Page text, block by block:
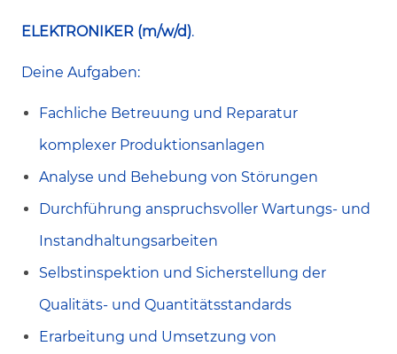
ELEKTRONIKER (m/w/d).
Deine Aufgaben:
Fachliche Betreuung und Reparatur
komplexer Produktionsanlagen
Analyse und Behebung von Störungen
Durchführung anspruchsvoller Wartungs- und
Instandhaltungsarbeiten
Selbstinspektion und Sicherstellung der
Qualitäts- und Quantitätsstandards
Erarbeitung und Umsetzung von